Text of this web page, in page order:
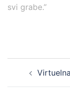
svi grabe.”
navigation